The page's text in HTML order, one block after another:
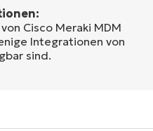
Cisco Meraki MDM
Integrationen von
sind.